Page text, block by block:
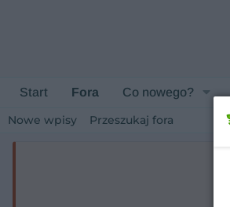
Start Fora Co nowego?
Nowe wpisy Przeszukaj fora